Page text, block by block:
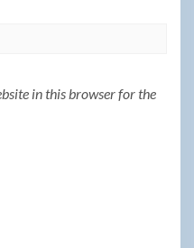
in this browser for the